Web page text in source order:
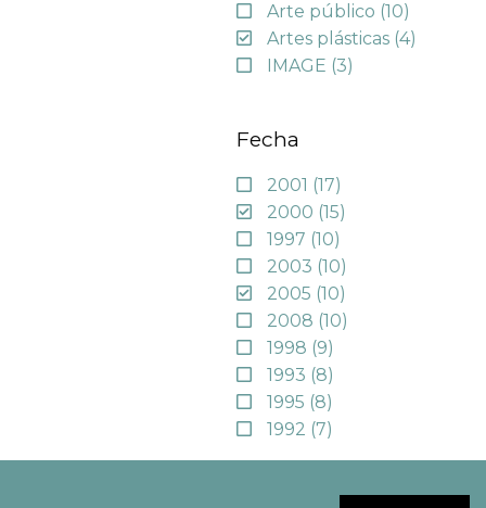
Arte público (10)
Artes plásticas (4)
IMAGE (3)
Fecha
2001 (17)
2000 (15)
1997 (10)
2003 (10)
2005 (10)
2008 (10)
1998 (9)
1993 (8)
1995 (8)
1992 (7)